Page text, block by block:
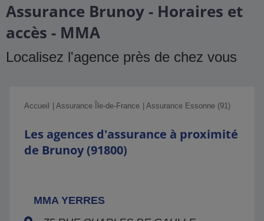
Assurance Brunoy - Horaires et
accès - MMA
Localisez l'agence près de chez vous
Accueil Assurance Île-de-France Assurance Essonne (91)
Les agences d'assurance à proximité
de Brunoy (91800)
MMA YERRES